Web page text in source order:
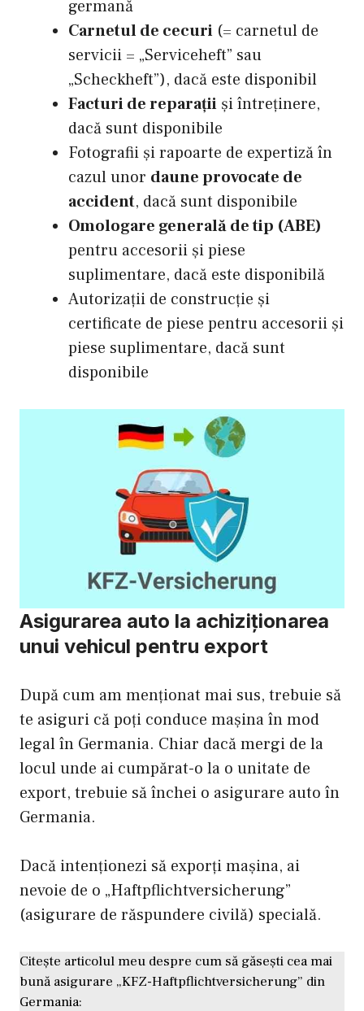
germană
Carnetul de cecuri (= carnetul de
servicii = „Serviceheft” sau
„Scheckheft”), dacă este disponibil
Facturi de reparații și întreținere,
dacă sunt disponibile
Fotografii și rapoarte de expertiză în
cazul unor daune provocate de
accident, dacă sunt disponibile
Omologare generală de tip (ABE)
pentru accesorii și piese
suplimentare, dacă este disponibilă
Autorizații de construcție și
certificate de piese pentru accesorii și
piese suplimentare, dacă sunt
disponibile
Asigurarea auto la achiziționarea
unui vehicul pentru export
După cum am menționat mai sus, trebuie să
te asiguri că poți conduce mașina în mod
legal în Germania. Chiar dacă mergi de la
locul unde ai cumpărat-o la o unitate de
export, trebuie să închei o asigurare auto în
Germania.
Dacă intenționezi să exporți mașina, ai
nevoie de o „Haftpflichtversicherung”
(asigurare de răspundere civilă) specială.
Citește articolul meu despre cum să găsești cea mai
bună asigurare „KFZ-Haftpflichtversicherung” din
Germania: